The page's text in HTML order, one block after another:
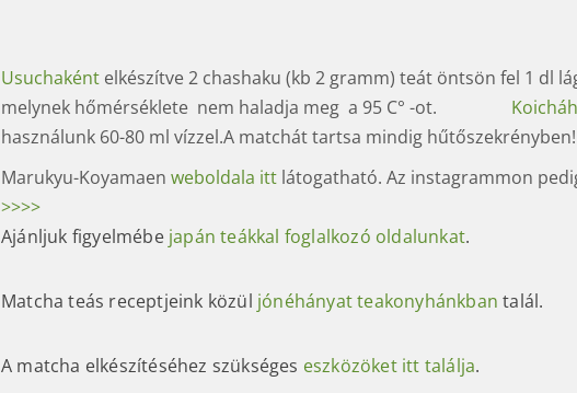
Usuchaként elkészítve 2 chashaku (kb 2 gramm) teát öntsön fel 1 dl
melynek hőmérséklete nem haladja meg a 95 C° -ot.
használunk 60-80 ml vízzel.A matchát tartsa mindig hűtőszekrényben!
Marukyu-Koyamaen weboldala itt látogatható. Az instagrammon
>>>>
Ajánljuk figyelmébejapán teákkal foglalkozó oldalunkat.
Matcha teás receptjeink közül jónéhányat teakonyhánkban talál.
A matcha elkészítéséhez szükséges eszközöket itt találja.